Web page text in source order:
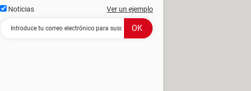
Noticias Ver un ejemplo